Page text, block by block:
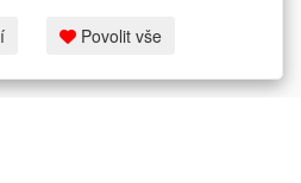
Povolit vše